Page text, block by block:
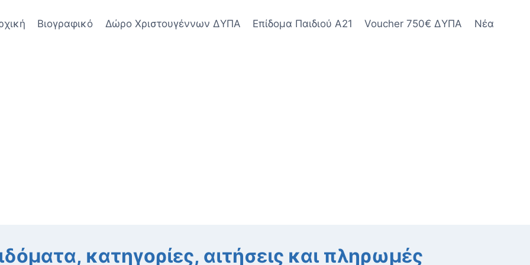
Βιογραφικό Δώρο Χριστουγέννων ΔΥΠΑ Επίδομα Παιδιού Α21 Voucher 750€ ΔΥΠΑ Νέα
κατηγορίες, αιτήσεις και πληρωμές